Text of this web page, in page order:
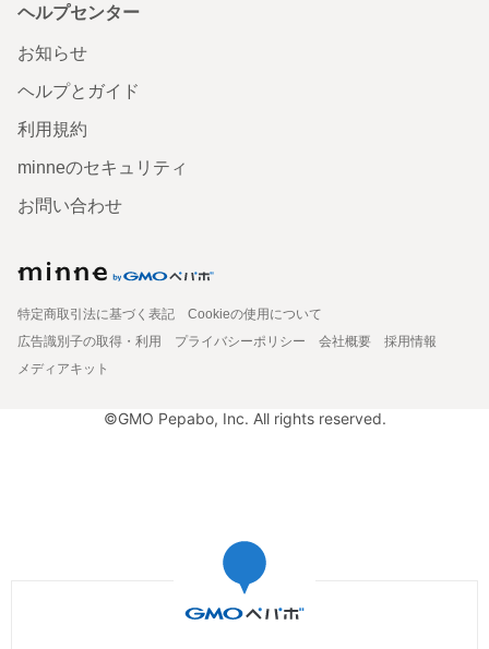
ヘルプセンター
お知らせ
ヘルプとガイド
利用規約
minneのセキュリティ
お問い合わせ
特定商取引法に基づく表記
Cookieの使用について
広告識別子の取得・利用
プライバシーポリシー 会社概要
採用情報
メディアキット
©GMO Pepabo, Inc. All rights reserved.